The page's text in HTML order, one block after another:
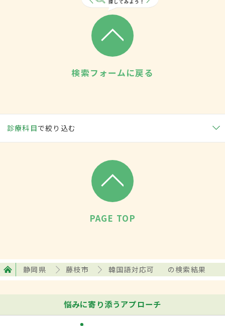
検索フォームに戻る
診療科目で絞り込む
PAGE TOP
静岡県 藤枝市 韓国語対応可 の検索結果
悩みに寄り添うアプローチ